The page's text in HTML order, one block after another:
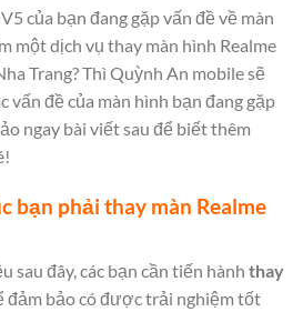
của bạn đang gặp vấn đề về màn
một dịch vụ thay màn hình Realme
Trang? Thì Quỳnh An mobile sẽ
vấn đề của màn hình bạn đang gặp
ngay bài viết sau để biết thêm
bạn phải thay màn Realme
sau đây, các bạn cần tiến hành thay
đảm bảo có được trải nghiệm tốt